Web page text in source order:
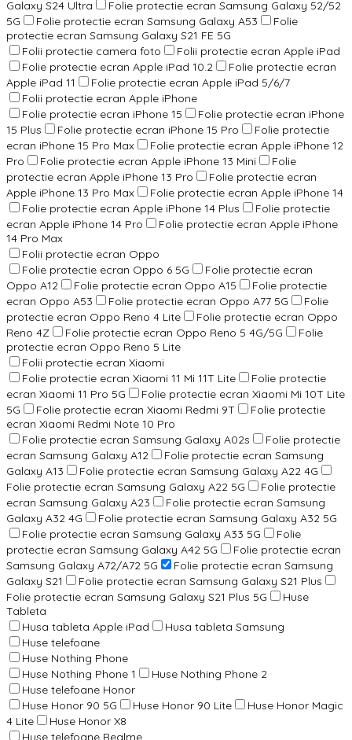
Galaxy S24 Ultra
Folie protectie ecran Samsung Galaxy 52/52
5G
Folie protectie ecran Samsung Galaxy A53
Folie
protectie ecran Samsung Galaxy S21 FE 5G
Folii protectie camera foto
Folii protectie ecran Apple iPad
Folie protectie ecran Apple iPad 10.2
Folie protectie ecran
Apple iPad 11
Folie protectie ecran Apple iPad 5/6/7
Folii protectie ecran Apple iPhone
Folie protectie ecran iPhone 15
Folie protectie ecran iPhone
15 Plus
Folie protectie ecran iPhone 15 Pro
Folie protectie
ecran iPhone 15 Pro Max
Folie protectie ecran Apple iPhone 12
Pro
Folie protectie ecran Apple iPhone 13 Mini
Folie
protectie ecran Apple iPhone 13 Pro
Folie protectie ecran
Apple iPhone 13 Pro Max
Folie protectie ecran Apple iPhone 14
Folie protectie ecran Apple iPhone 14 Plus
Folie protectie
ecran Apple iPhone 14 Pro
Folie protectie ecran Apple iPhone
14 Pro Max
Folii protectie ecran Oppo
Folie protectie ecran Oppo 6 5G
Folie protectie ecran
Oppo A12
Folie protectie ecran Oppo A15
Folie protectie
ecran Oppo A53
Folie protectie ecran Oppo A77 5G
Folie
protectie ecran Oppo Reno 4 Lite
Folie protectie ecran Oppo
Reno 4Z
Folie protectie ecran Oppo Reno 5 4G/5G
Folie
protectie ecran Oppo Reno 5 Lite
Folii protectie ecran Xiaomi
Folie protectie ecran Xiaomi 11 Mi 11T Lite
Folie protectie
ecran Xiaomi 11 Pro 5G
Folie protectie ecran Xiaomi Mi 10T Lite
5G
Folie protectie ecran Xiaomi Redmi 9T
Folie protectie
ecran Xiaomi Redmi Note 10 Pro
Folie protectie ecran Samsung Galaxy A02s
Folie protectie
ecran Samsung Galaxy A12
Folie protectie ecran Samsung
Galaxy A13
Folie protectie ecran Samsung Galaxy A22 4G
Folie protectie ecran Samsung Galaxy A22 5G
Folie protectie
ecran Samsung Galaxy A23
Folie protectie ecran Samsung
Galaxy A32 4G
Folie protectie ecran Samsung Galaxy A32 5G
Folie protectie ecran Samsung Galaxy A33 5G
Folie
protectie ecran Samsung Galaxy A42 5G
Folie protectie ecran
Samsung Galaxy A72/A72 5G
Folie protectie ecran Samsung
Galaxy S21
Folie protectie ecran Samsung Galaxy S21 Plus
Folie protectie ecran Samsung Galaxy S21 Plus 5G
Huse
Tableta
Husa tableta Apple iPad
Husa tableta Samsung
Huse telefoane
Huse Nothing Phone
Huse Nothing Phone 1
Huse Nothing Phone 2
Huse telefoane Honor
Huse Honor 90 5G
Huse Honor 90 Lite
Huse Honor Magic
4 Lite
Huse Honor X8
Huse telefoane Realme